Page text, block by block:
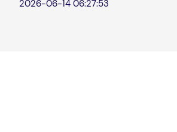
2026-06-14 06:27:53